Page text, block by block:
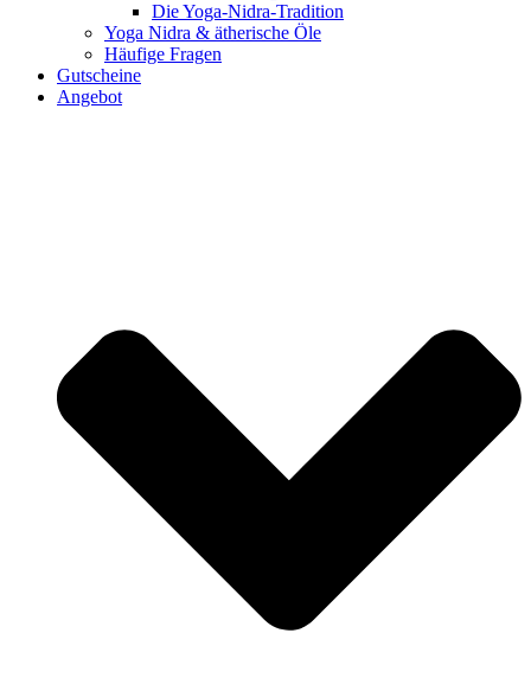
Die Yoga-Nidra-Tradition
Yoga Nidra & ätherische Öle
Häufige Fragen
Gutscheine
Angebot